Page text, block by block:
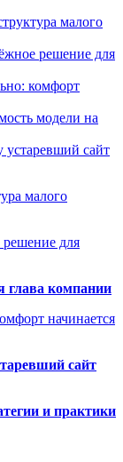
малого
решение для
комфорт
модели на
сайт
малого
для
глава компании
начинается
сайт
и практики